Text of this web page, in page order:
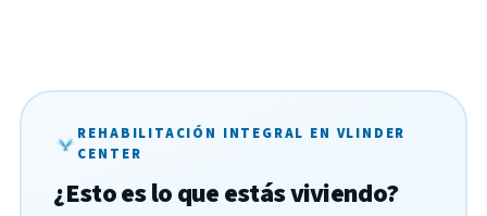
REHABILITACIÓN INTEGRAL EN VLINDER
CENTER
¿Esto es lo que estás viviendo?